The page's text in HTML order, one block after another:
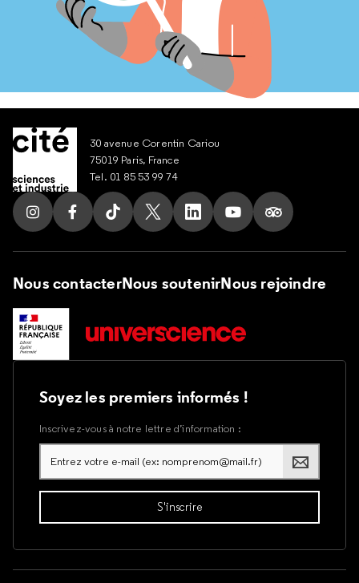
30 avenue Corentin Cariou
75019 Paris, France
Tel. 01 85 53 99 74
Suivez nous sur Instagram
Suivez nous sur Facebook
Suivez nous sur Tik Tok
Suivez nous sur X
Suivez nous sur LinkedIn
Suivez nous sur
Suivez nous
Nous contacterNous soutenirNous rejoindre
Soyez les premiers informés !
Inscrivez-vous à notre lettre d’information :